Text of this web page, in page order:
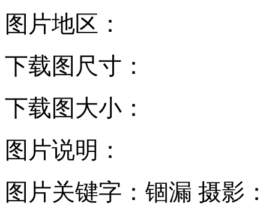
图片地区：
下载图尺寸：
下载图大小：
图片说明：
图片关键字： 锢漏 摄影